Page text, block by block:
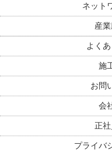
ネット
産
よく
施
お問
会
正
プライバ